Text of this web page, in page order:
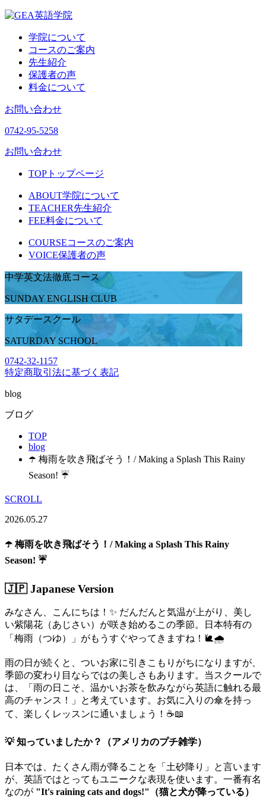
学院について
コースのご案内
先生紹介
保護者の声
料金について
お問い合わせ
0742-95-5258
お問い合わせ
TOP トップページ
ABOUT学院について
TEACHER先生紹介
FEE料金について
COURSEコースのご案内
VOICE保護者の声
中学英文法徹底コース
SUNDAY ENGLISH CLUB
サタデースクール
SATURDAY SCHOOL
0742-32-1157
特定商取引法に基づく表記
blog
ブログ
TOP
blog
☂️ 梅雨を吹き飛ばそう！/ Making a Splash This Rainy
Season! ☔
SCROLL
2026.05.27
☂️ 梅雨を吹き飛ばそう！/ Making a Splash This Rainy
Season! ☔
🇯🇵 Japanese Version
みなさん、こんにちは！✨ だんだんと気温が上がり、美し
い紫陽花（あじさい）が咲き始めるこの季節。日本特有の
「梅雨（つゆ）」がもうすぐやってきますね！🐌🌧️
雨の日が続くと、ついお家に引きこもりがちになりますが、
季節の変わり目ならではの美しさもあります。当スクールで
は、「雨の日こそ、温かいお茶を飲みながら英語に触れる最
高のチャンス！」と考えています。お気に入りの傘を持っ
て、楽しくレッスンに通いましょう！☕📖
💡 知っていましたか？（アメリカのプチ雑学）
日本では、たくさん雨が降ることを「土砂降り」と言います
が、英語ではとってもユニークな表現を使います。一番有名
なのが "It's raining cats and dogs!"（猫と犬が降っている）